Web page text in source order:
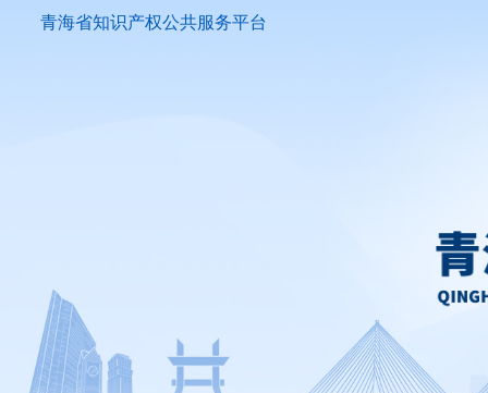
青海省知识产权公共服务平台